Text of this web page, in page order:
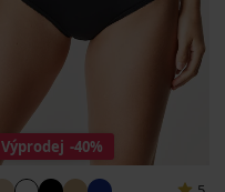
Výprodej -40%